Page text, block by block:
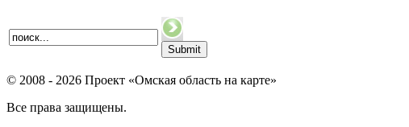
© 2008 - 2026 Проект «Омская область на карте»
Все права защищены.